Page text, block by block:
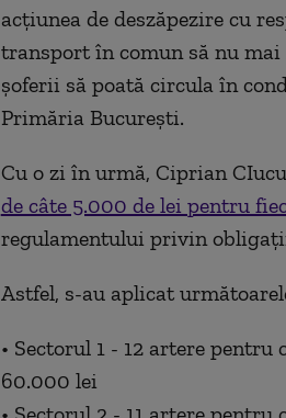
acţiunea de deszăpezire cu
transport în comun să nu
şoferii să poată circula în
Primăria Bucureşti.
Cu o zi în urmă, Ciprian
de câte 5.000 de lei pentru
regulamentului privin
Astfel, s-au aplicat
• Sectorul 1 - 12 artere
60.000 lei